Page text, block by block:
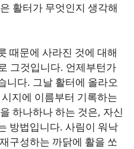
활터가 무엇인지 생각해
때문에 사라진 것에 대해
그것입니다. 언제부턴가
니다. 그날 활터에 올라오
지에 이름부터 기록하는
하나하나 하는 것은, 자신
방법입니다. 사림이 워낙
구성하는 까닭에 활을 쏘